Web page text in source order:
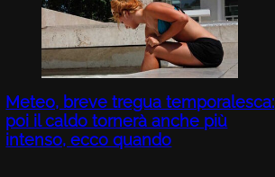
Meteo, breve tregua temporalesca:
poi il caldo tornerà anche più
intenso, ecco quando